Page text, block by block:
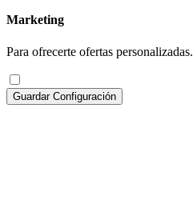
Marketing
Para ofrecerte ofertas personalizadas.
Guardar Configuración